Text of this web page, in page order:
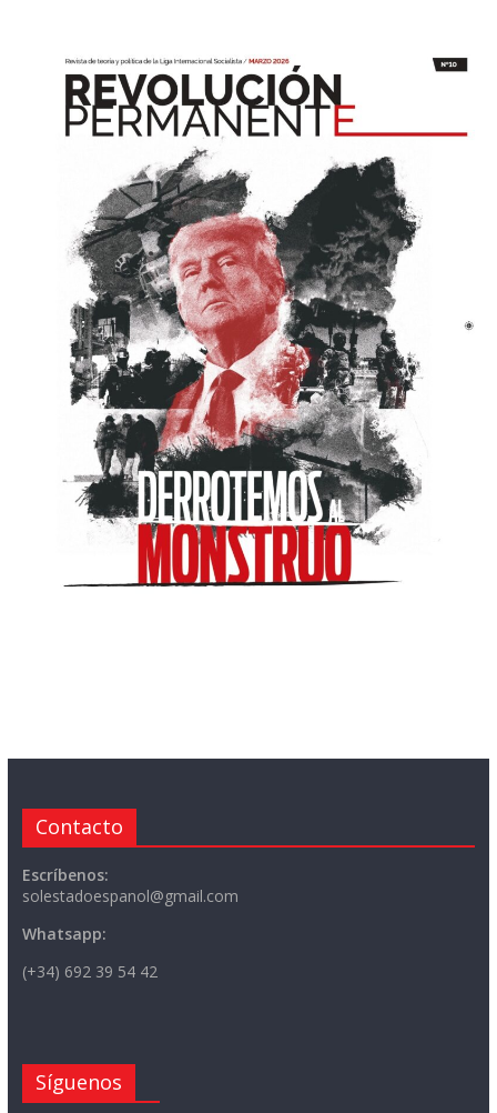
Contacto
Escríbenos:
solestadoespanol@gmail.com
Whatsapp:
(+34) 692 39 54 42
Síguenos